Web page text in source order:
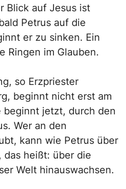
Blick auf Jesus ist
Petrus auf die
er zu sinken. Ein
Ringen im Glauben.
so Erzpriester
beginnt nicht erst am
beginnt jetzt, durch den
Wer an den
kann wie Petrus über
das heißt: über die
Welt hinauswachsen.